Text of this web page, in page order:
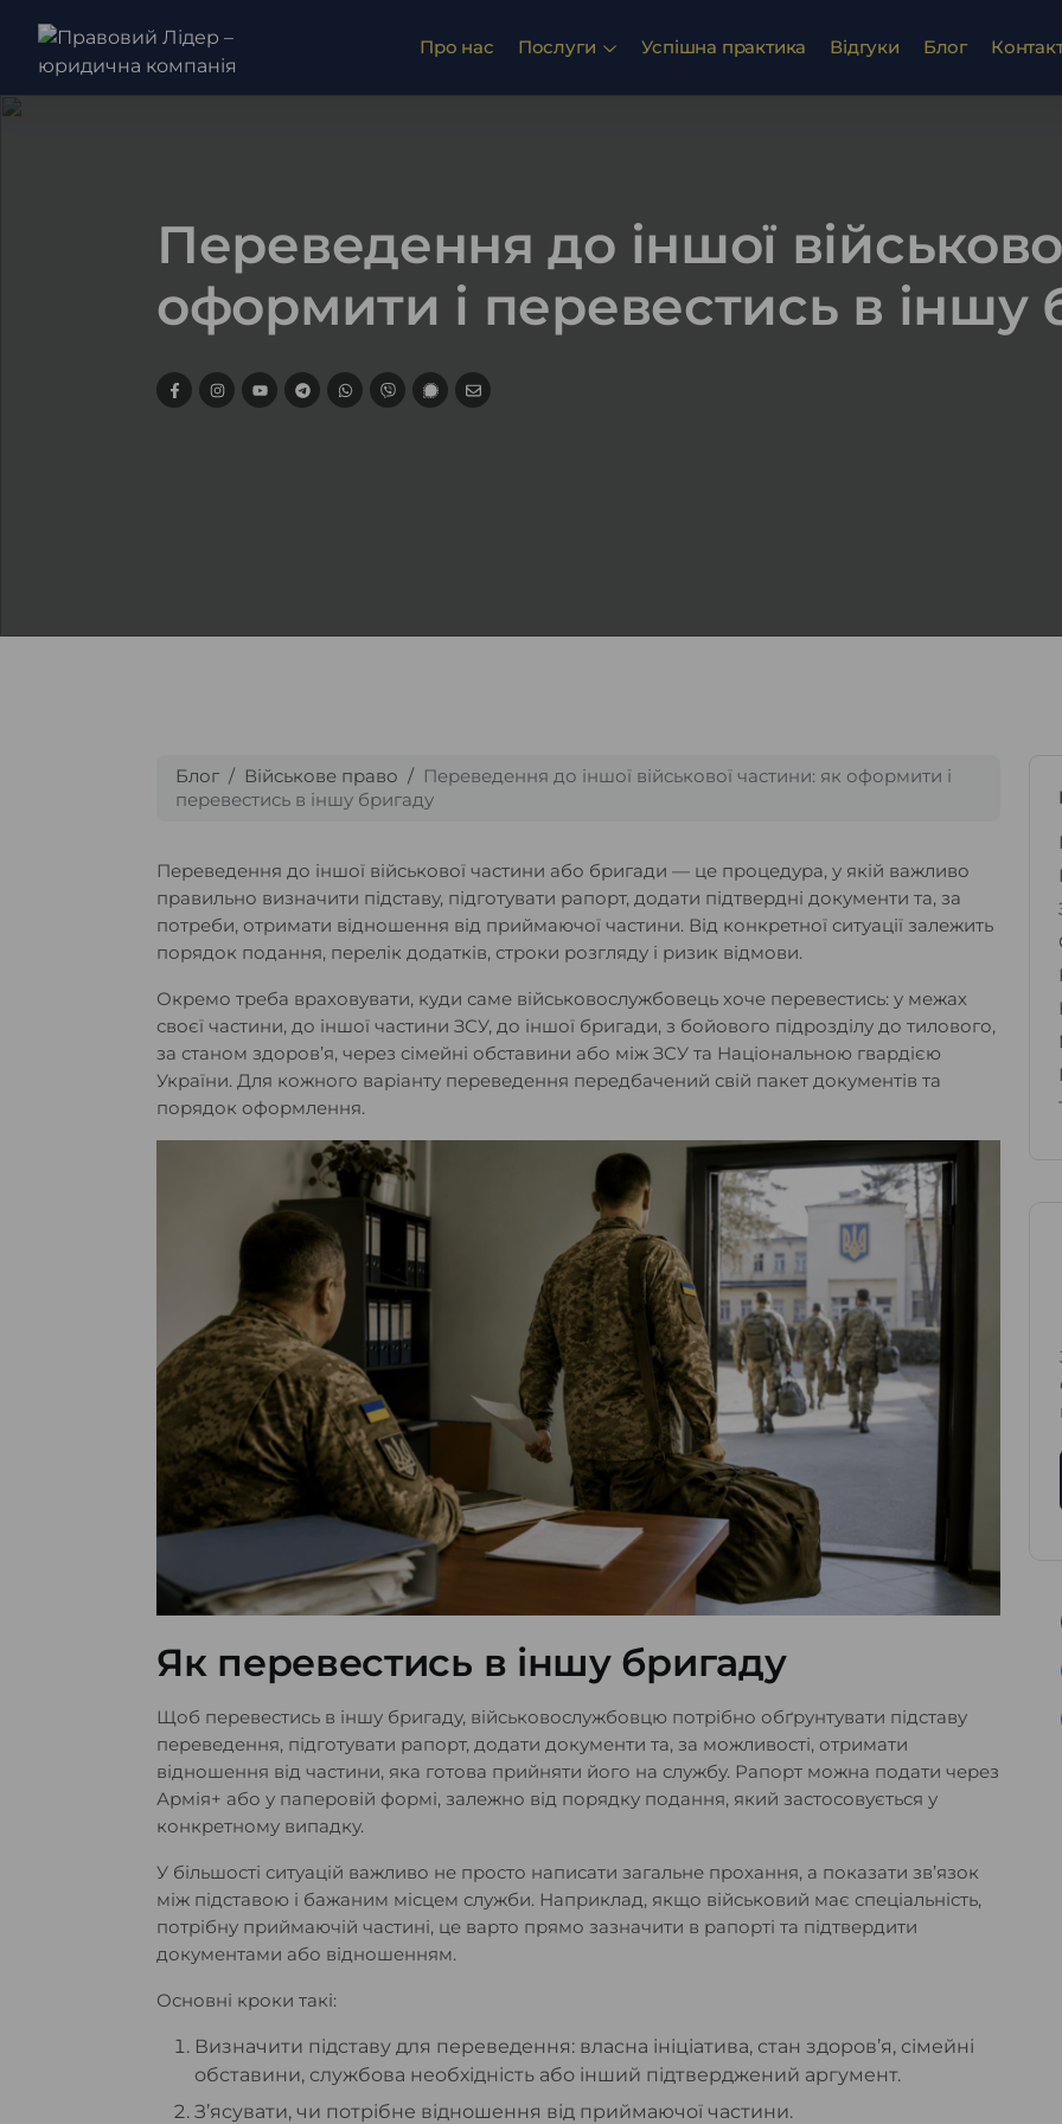
Про нас Послуги Успішна практика Відгуки Блог
Переведення до іншої
оформити і перевестись в іншу
Блог Військове право
Переведення до іншої військової частини: як оформити і
перевестись в іншу бригаду
Переведення до іншої військової частини або бригади — це процедура, у якій важливо
правильно визначити підставу, підготувати рапорт, додати підтвердні документи та, за
потреби, отримати відношення від приймаючої частини. Від конкретної ситуації залежить
порядок подання, перелік додатків, строки розгляду і ризик відмови.
Окремо треба враховувати, куди саме військовослужбовець хоче перевестись: у межах
своєї частини, до іншої частини ЗСУ, до іншої бригади, з бойового підрозділу до тилового,
за станом здоров’я, через сімейні обставини або між ЗСУ та Національною гвардією
України. Для кожного варіанту переведення передбачений свій пакет документів та
порядок оформлення.
Як перевестись в іншу бригаду
Щоб перевестись в іншу бригаду, військовослужбовцю потрібно обґрунтувати підставу
переведення, підготувати рапорт, додати документи та, за можливості, отримати
відношення від частини, яка готова прийняти його на службу. Рапорт можна подати через
Армія+ або у паперовій формі, залежно від порядку подання, який застосовується у
конкретному випадку.
У більшості ситуацій важливо не просто написати загальне прохання, а показати зв’язок
між підставою і бажаним місцем служби. Наприклад, якщо військовий має спеціальність,
потрібну приймаючій частині, це варто прямо зазначити в рапорті та підтвердити
документами або відношенням.
Основні кроки такі:
Визначити підставу для переведення: власна ініціатива, стан здоров’я, сімейні
обставини, службова необхідність або інший підтверджений аргумент.
З’ясувати, чи потрібне відношення від приймаючої частини.